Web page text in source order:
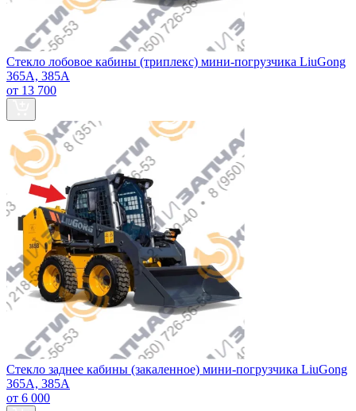
Стекло лобовое кабины (триплекс) мини-погрузчика LiuGong
365А, 385А
от 13 700
Стекло заднее кабины (закаленное) мини-погрузчика LiuGong
365А, 385А
от 6 000